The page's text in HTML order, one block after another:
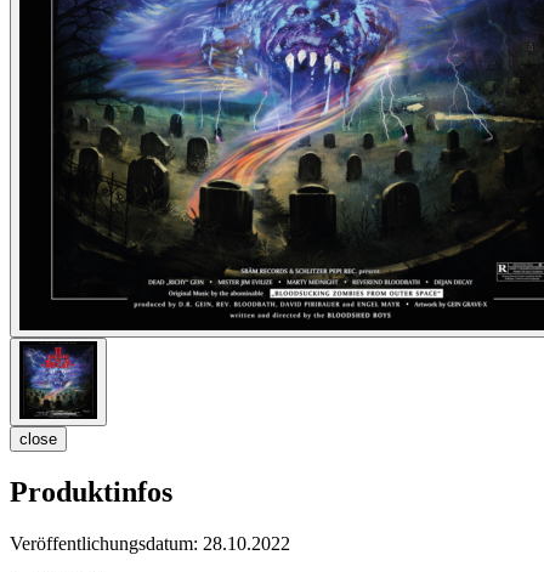
close
Produktinfos
Veröffentlichungsdatum: 28.10.2022